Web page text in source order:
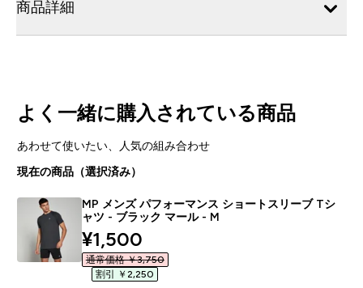
商品詳細
よく一緒に購入されている商品
あわせて使いたい、人気の組み合わせ
現在の商品（選択済み）
MP メンズ パフォーマンス ショートスリーブ Tシ
ャツ - ブラック マール - M
discounted price
¥1,500‎
通常価格 ￥3,750‎
割引 ￥2,250‎